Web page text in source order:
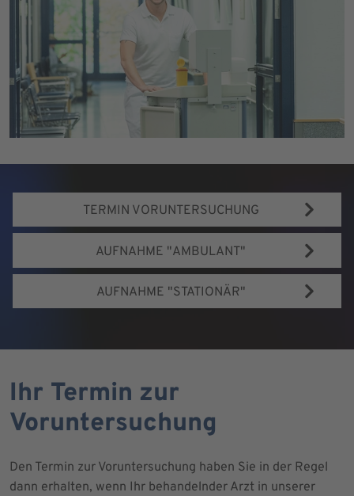
TERMIN VORUNTERSUCHUNG
AUFNAHME "AMBULANT"
AUFNAHME "STATIONÄR"
Ihr Termin zur
Voruntersuchung
Den Termin zur Voruntersuchung haben Sie in der Regel
dann erhalten, wenn Ihr behandelnder Arzt in unserer